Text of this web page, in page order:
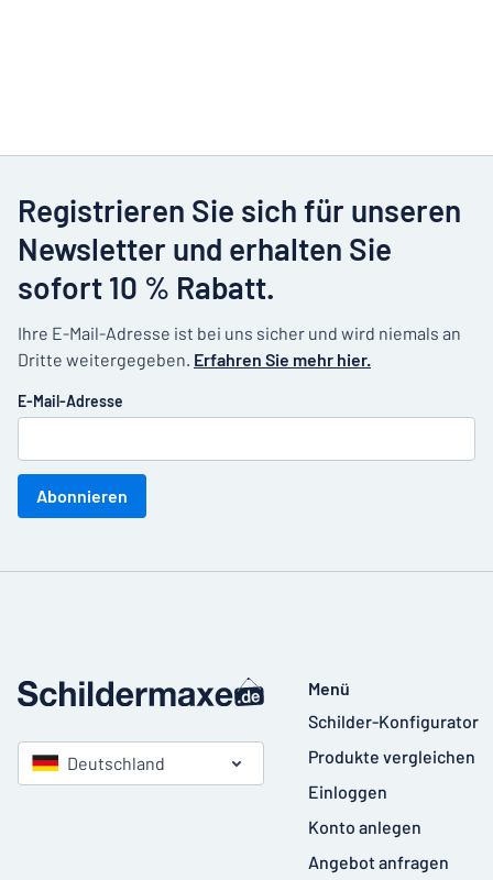
Registrieren Sie sich für unseren
Newsletter und erhalten Sie
sofort 10 % Rabatt.
Ihre E-Mail-Adresse ist bei uns sicher und wird niemals an
Dritte weitergegeben. Erfahren Sie mehr hier.
E-Mail-Adresse
Abonnieren
Deutschland
Menü
Schilder-Konfigurator
Produkte vergleichen
Einloggen
Konto anlegen
Angebot anfragen